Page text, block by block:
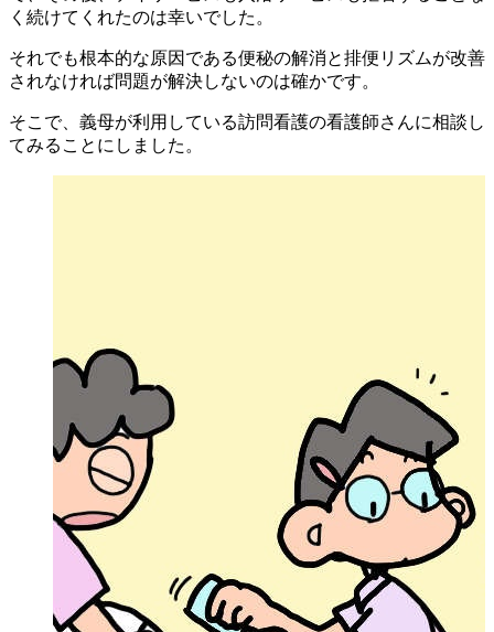
く続けてくれたのは幸いでした。
それでも根本的な原因である便秘の解消と排便リズムが改善
されなければ問題が解決しないのは確かです。
そこで、義母が利用している訪問看護の看護師さんに相談し
てみることにしました。